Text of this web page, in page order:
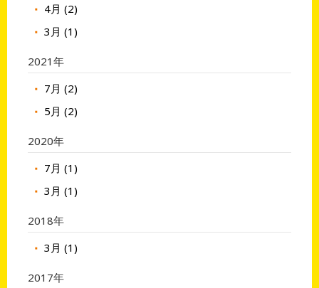
4月 (2)
3月 (1)
2021年
7月 (2)
5月 (2)
2020年
7月 (1)
3月 (1)
2018年
3月 (1)
2017年